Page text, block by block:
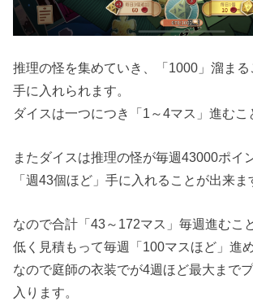
推理の怪を集めていき、「1000」溜ま
手に入れられます。
ダイスは一つにつき「1～4マス」進むこ
またダイスは推理の怪が毎週43000ポイ
「週43個ほど」手に入れることが出来ま
なので合計「43～172マス」毎週進むこ
低く見積もって毎週「100マスほど」進
なので庭師の衣装でが4週ほど最大まで
入ります。